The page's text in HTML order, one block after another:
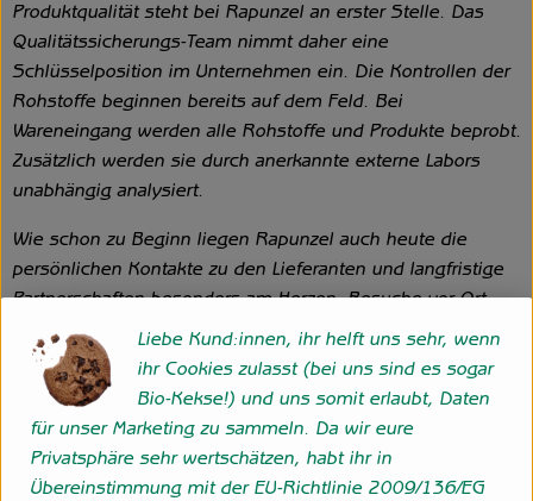
Produktqualität steht bei Rapunzel an erster Stelle. Das
Qualitätssicherungs-Team nimmt daher eine
Schlüsselposition im Unternehmen ein. Die Kontrollen der
Rohstoffe beginnen bereits auf dem Feld. Bei
Wareneingang werden alle Rohstoffe und Produkte beprobt.
Zusätzlich werden sie durch anerkannte externe Labors
unabhängig analysiert.
Wie schon zu Beginn liegen Rapunzel auch heute die
persönlichen Kontakte zu den Lieferanten und langfristige
Partnerschaften besonders am Herzen. Besuche vor Ort,
Beratung durch eigene Agrar-Ingenieure und der rege
Austausch miteinander sichern die einwandfreie Qualität
der Rohstoffe ab. Das schafft Transparenz - vom Feld bis
zum Teller des Verbrauchers.
Liebe Kund:innen, ihr helft uns sehr, wenn
ihr Cookies zulasst (bei uns sind es sogar
Bio-Kekse!) und uns somit erlaubt, Daten
für unser Marketing zu sammeln. Da wir eure
Privatsphäre sehr wertschätzen, habt ihr in
Übereinstimmung mit der EU-Richtlinie 2009/136/EG